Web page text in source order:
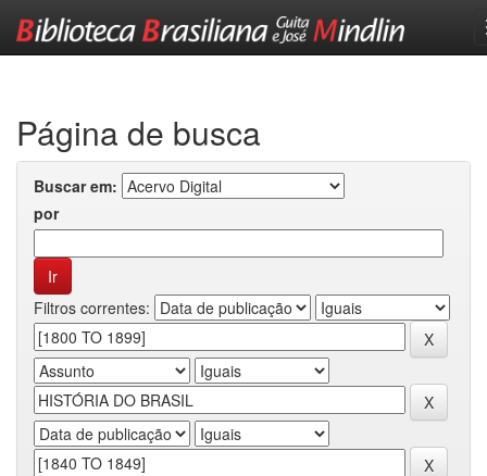
Página de busca
Buscar em:
por
Filtros correntes: